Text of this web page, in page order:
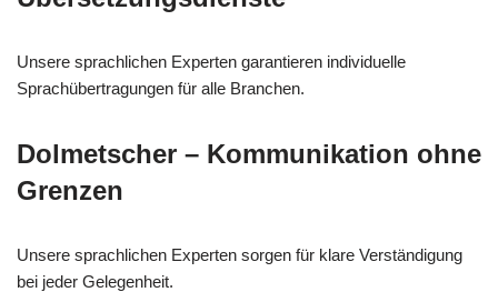
Unsere sprachlichen Experten garantieren individuelle
Sprachübertragungen für alle Branchen.
Dolmetscher – Kommunikation ohne
Grenzen
Unsere sprachlichen Experten sorgen für klare Verständigung
bei jeder Gelegenheit.